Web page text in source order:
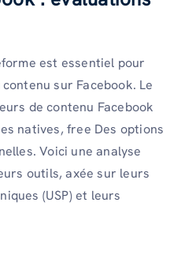
est essentiel pour
sur Facebook. Le
de contenu Facebook
natives, free Des options
Voici une analyse
outils, axée sur leurs
(USP) et leurs